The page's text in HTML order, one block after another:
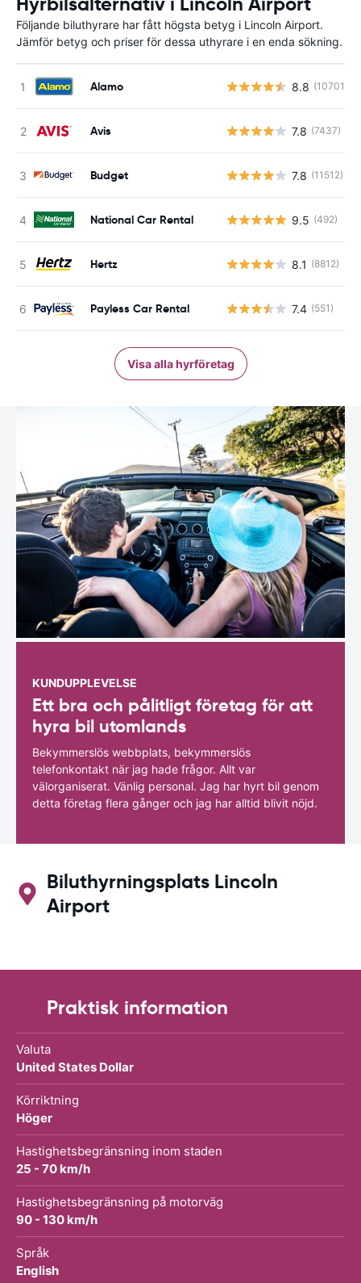
Följande biluthyrare har fått högsta betyg i Lincoln Airport.
Jämför betyg och priser för dessa uthyrare i en enda sökning.
Alamo 8.8 (10701)
Avis 7.8 (7437)
Budget 7.8 (11512)
National Car Rental 9.5 (492)
Hertz 8.1 (8812)
Payless Car Rental 7.4 (551)
Visa alla hyrföretag
KUNDUPPLEVELSE
Ett bra och pålitligt företag för att
hyra bil utomlands
Bekymmerslös webbplats, bekymmerslös
telefonkontakt när jag hade frågor. Allt var
välorganiserat. Vänlig personal. Jag har hyrt bil genom
detta företag flera gånger och jag har alltid blivit nöjd.
Biluthyrningsplats Lincoln
Airport
Praktisk information
Valuta
United States Dollar
Körriktning
Höger
Hastighetsbegränsning inom staden
25 - 70 km/h
Hastighetsbegränsning på motorväg
90 - 130 km/h
Språk
English